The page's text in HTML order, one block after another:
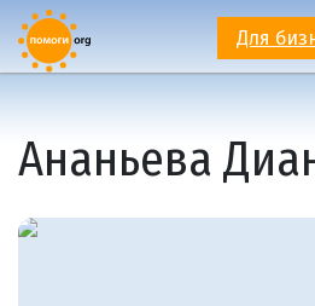
Для
Ананьева